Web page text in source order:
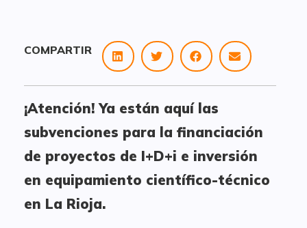
COMPARTIR
¡Atención! Ya están aquí las
subvenciones para la financiación
de proyectos de I+D+i e inversión
en equipamiento científico-técnico
en La Rioja.